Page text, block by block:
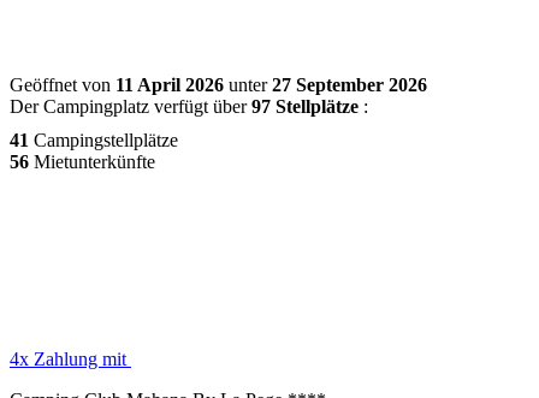
Geöffnet von 11 April 2026 unter27 September 2026
Der Campingplatz verfügt über97 Stellplätze :
41 Campingstellplätze
56 Mietunterkünfte
4x Zahlung mit